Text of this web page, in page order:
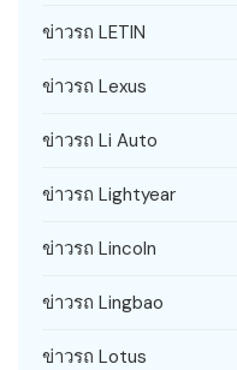
ข่าวรถ LETIN
ข่าวรถ Lexus
ข่าวรถ Li Auto
ข่าวรถ Lightyear
ข่าวรถ Lincoln
ข่าวรถ Lingbao
ข่าวรถ Lotus